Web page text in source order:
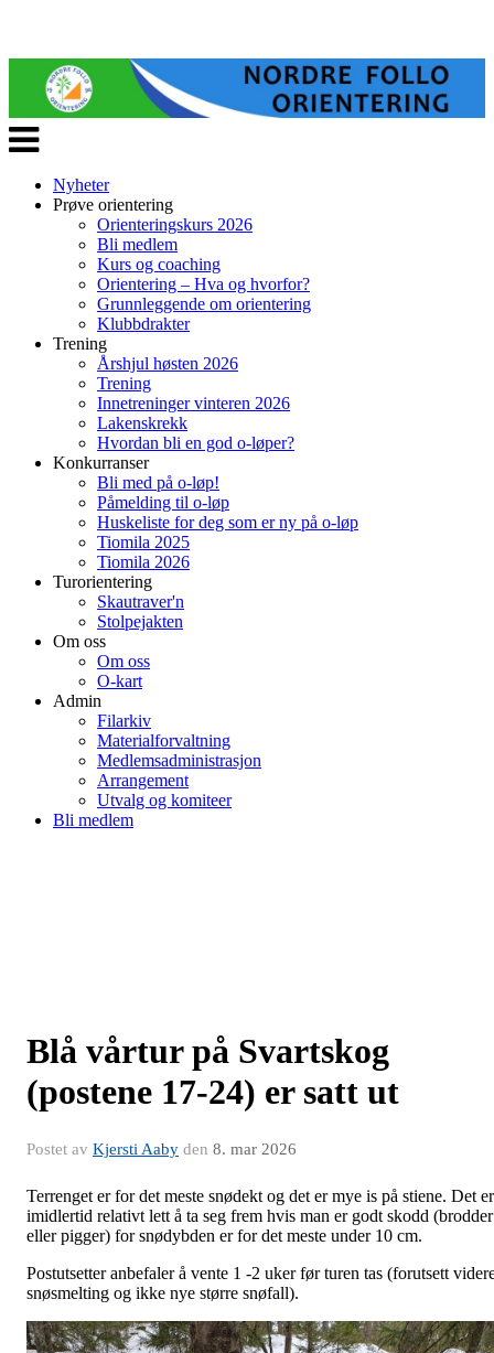
Veksle
navigasjon
Nyheter
Prøve orientering
Orienteringskurs 2026
Bli medlem
Kurs og coaching
Orientering – Hva og hvorfor?
Grunnleggende om orientering
Klubbdrakter
Trening
Årshjul høsten 2026
Trening
Innetreninger vinteren 2026
Lakenskrekk
Hvordan bli en god o-løper?
Konkurranser
Bli med på o-løp!
Påmelding til o-løp
Huskeliste for deg som er ny på o-løp
Tiomila 2025
Tiomila 2026
Turorientering
Skautraver'n
Stolpejakten
Om oss
Om oss
O-kart
Admin
Filarkiv
Materialforvaltning
Medlemsadministrasjon
Arrangement
Utvalg og komiteer
Bli medlem
Blå vårtur på Svartskog
(postene 17-24) er satt ut
Postet av Kjersti Aaby den 8. mar 2026
Terrenget er for det meste snødekt og det er mye is på stiene. Det er
imidlertid relativt lett å ta seg frem hvis man er godt skodd (brodder
eller pigger) for snødybden er for det meste under 10 cm.
Postutsetter anbefaler å vente 1 -2 uker før turen tas (forutsett
snøsmelting og ikke nye større snøfall).